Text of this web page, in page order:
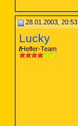
28.01.2003, 20:53
Lucky
Helfer-Team